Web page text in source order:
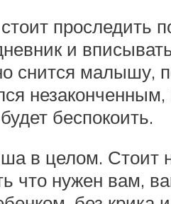
проследить
и
снится малышу,
беспокоить.
в целом. Стоит
что нужен вам,